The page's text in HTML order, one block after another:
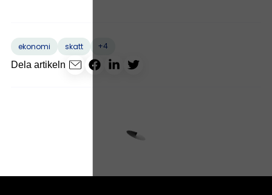
ekonomi skatt
+4
Dela artikeln